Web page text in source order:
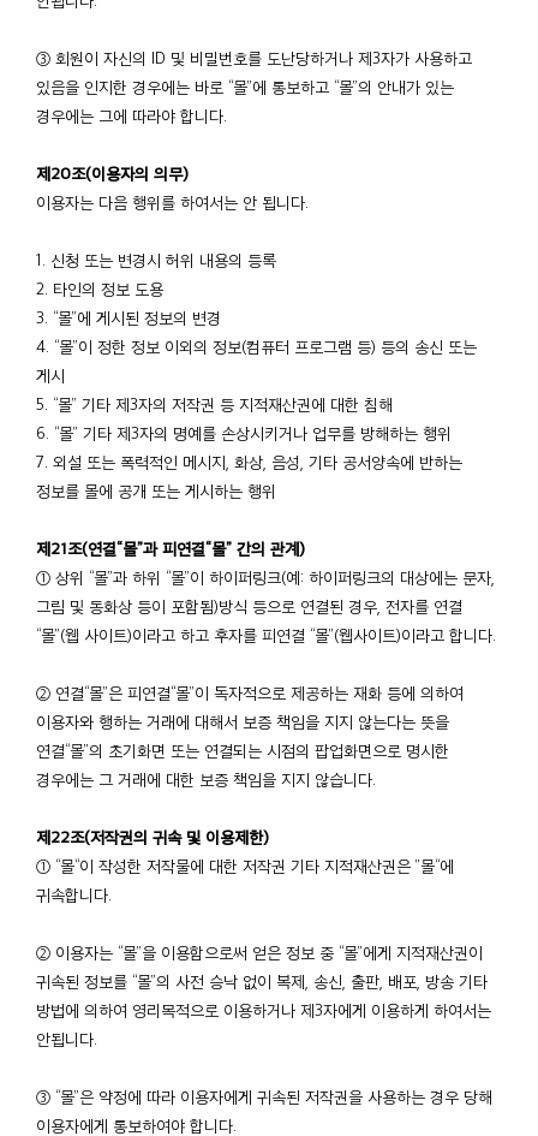
③ 회원이 자신의 ID 및 비밀번호를 도난당하거나 제3자가 사용하고
있음을 인지한 경우에는 바로 “몰”에 통보하고 “몰”의 안내가 있는
경우에는 그에 따라야 합니다.
제20조(이용자의 의무)
이용자는 다음 행위를 하여서는 안 됩니다.
1. 신청 또는 변경시 허위 내용의 등록
2. 타인의 정보 도용
3. “몰”에 게시된 정보의 변경
4. “몰”이 정한 정보 이외의 정보(컴퓨터 프로그램 등) 등의 송신 또는
게시
5. “몰” 기타 제3자의 저작권 등 지적재산권에 대한 침해
6. “몰” 기타 제3자의 명예를 손상시키거나 업무를 방해하는 행위
7. 외설 또는 폭력적인 메시지, 화상, 음성, 기타 공서양속에 반하는
정보를 몰에 공개 또는 게시하는 행위
제21조(연결“몰”과 피연결“몰” 간의 관계)
① 상위 “몰”과 하위 “몰”이 하이퍼링크(예: 하이퍼링크의 대상에는 문자,
그림 및 동화상 등이 포함됨)방식 등으로 연결된 경우, 전자를 연결
“몰”(웹 사이트)이라고 하고 후자를 피연결 “몰”(웹사이트)이라고 합니다.
② 연결“몰”은 피연결“몰”이 독자적으로 제공하는 재화 등에 의하여
이용자와 행하는 거래에 대해서 보증 책임을 지지 않는다는 뜻을
연결“몰”의 초기화면 또는 연결되는 시점의 팝업화면으로 명시한
경우에는 그 거래에 대한 보증 책임을 지지 않습니다.
제22조(저작권의 귀속 및 이용제한)
① “몰“이 작성한 저작물에 대한 저작권 기타 지적재산권은 ”몰“에
귀속합니다.
② 이용자는 “몰”을 이용함으로써 얻은 정보 중 “몰”에게 지적재산권이
귀속된 정보를 “몰”의 사전 승낙 없이 복제, 송신, 출판, 배포, 방송 기타
방법에 의하여 영리목적으로 이용하거나 제3자에게 이용하게 하여서는
안됩니다.
③ “몰”은 약정에 따라 이용자에게 귀속된 저작권을 사용하는 경우 당해
이용자에게 통보하여야 합니다.